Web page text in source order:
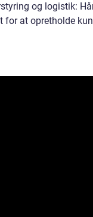
og logistik:
for at opretholde